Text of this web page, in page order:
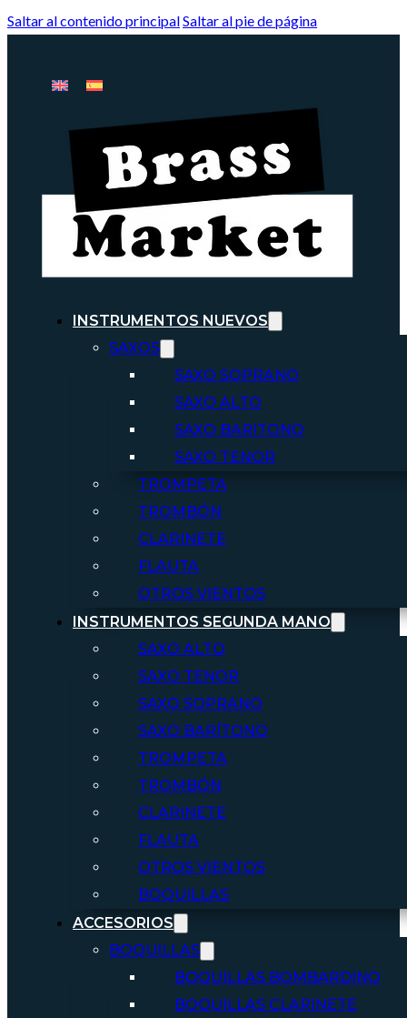
Saltar al contenido principalSaltar al pie de página
INSTRUMENTOS NUEVOS
SAXOS
SAXO SOPRANO
SAXO ALTO
SAXO BARITONO
SAXO TENOR
TROMPETA
TROMBÓN
CLARINETE
FLAUTA
OTROS VIENTOS
INSTRUMENTOS SEGUNDA MANO
SAXO ALTO
SAXO TENOR
SAXO SOPRANO
SAXO BARÍTONO
TROMPETA
TROMBÓN
CLARINETE
FLAUTA
OTROS VIENTOS
BOQUILLAS
ACCESORIOS
BOQUILLAS
BOQUILLAS BOMBARDINO
BOQUILLAS CLARINETE